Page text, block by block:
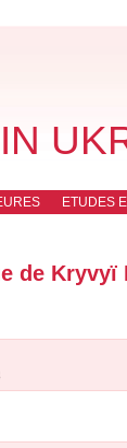
ETUDES
de Kryvyï